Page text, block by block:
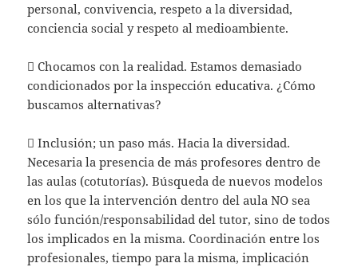
personal, convivencia, respeto a la diversidad,
conciencia social y respeto al medioambiente.
 Chocamos con la realidad. Estamos demasiado
condicionados por la inspección educativa. ¿Cómo
buscamos alternativas?
 Inclusión; un paso más. Hacia la diversidad.
Necesaria la presencia de más profesores dentro de
las aulas (cotutorías). Búsqueda de nuevos modelos
en los que la intervención dentro del aula NO sea
sólo función/responsabilidad del tutor, sino de todos
los implicados en la misma. Coordinación entre los
profesionales, tiempo para la misma, implicación